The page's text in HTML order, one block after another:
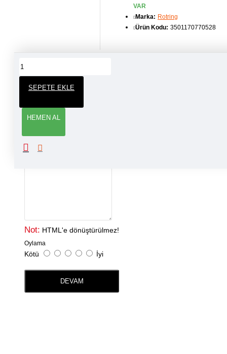
VAR
Marka: Rotring
Ürün Kodu: 3501170770528
SEPETE EKLE
HEMEN AL
ÜRÜN YORUMLARI
Not: HTML'e dönüştürülmez!
Oylama
Kötü İyi
DEVAM